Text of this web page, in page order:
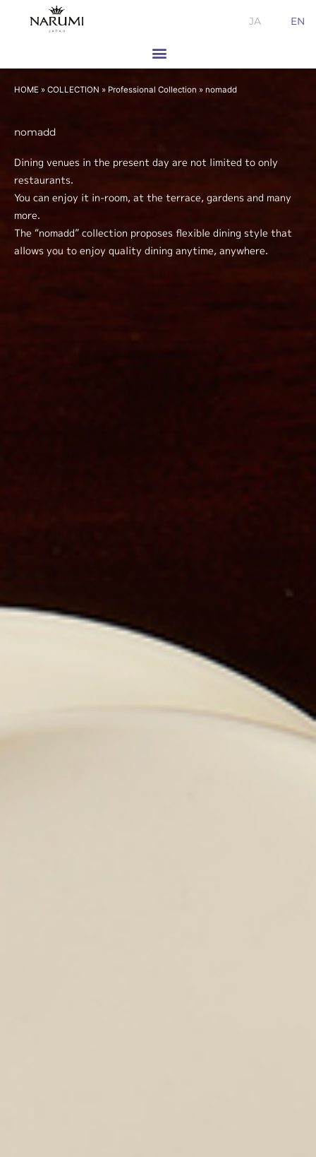
JA EN
HOME » COLLECTION » Professional Collection » nomadd
nomadd
Dining venues in the present day are not limited to only
restaurants.
You can enjoy it in-room, at the terrace, gardens and many
more.
The “nomadd” collection proposes flexible dining style that
allows you to enjoy quality dining anytime, anywhere.